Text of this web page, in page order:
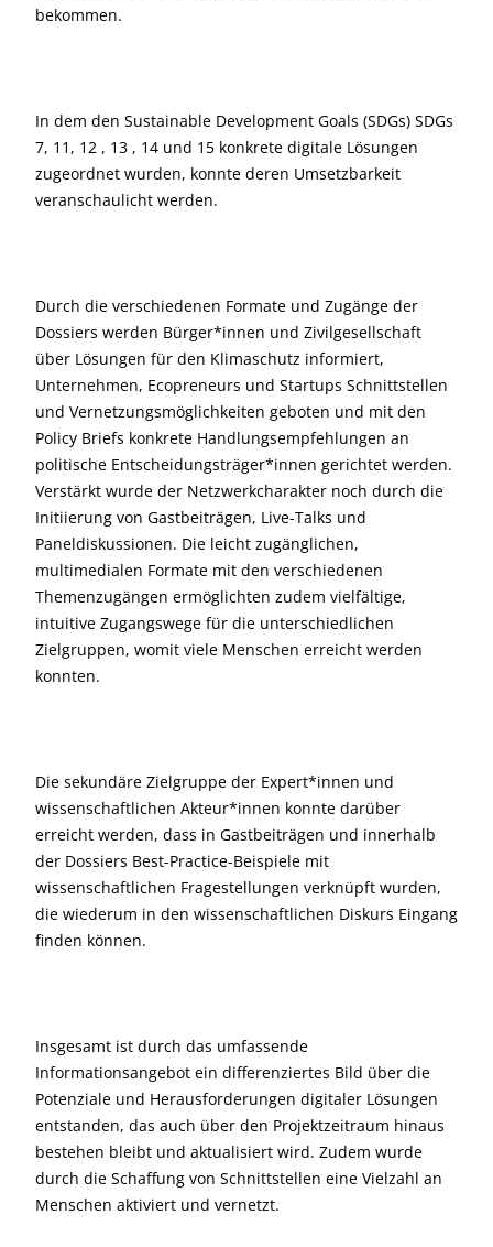
bekommen.
In dem den Sustainable Development Goals (SDGs) SDGs
7, 11, 12 , 13 , 14 und 15 konkrete digitale Lösungen
zugeordnet wurden, konnte deren Umsetzbarkeit
veranschaulicht werden.
Durch die verschiedenen Formate und Zugänge der
Dossiers werden Bürger*innen und Zivilgesellschaft
über Lösungen für den Klimaschutz informiert,
Unternehmen, Ecopreneurs und Startups Schnittstellen
und Vernetzungsmöglichkeiten geboten und mit den
Policy Briefs konkrete Handlungsempfehlungen an
politische Entscheidungsträger*innen gerichtet werden.
Verstärkt wurde der Netzwerkcharakter noch durch die
Initiierung von Gastbeiträgen, Live-Talks und
Paneldiskussionen. Die leicht zugänglichen,
multimedialen Formate mit den verschiedenen
Themenzugängen ermöglichten zudem vielfältige,
intuitive Zugangswege für die unterschiedlichen
Zielgruppen, womit viele Menschen erreicht werden
konnten.
Die sekundäre Zielgruppe der Expert*innen und
wissenschaftlichen Akteur*innen konnte darüber
erreicht werden, dass in Gastbeiträgen und innerhalb
der Dossiers Best-Practice-Beispiele mit
wissenschaftlichen Fragestellungen verknüpft wurden,
die wiederum in den wissenschaftlichen Diskurs Eingang
finden können.
Insgesamt ist durch das umfassende
Informationsangebot ein differenziertes Bild über die
Potenziale und Herausforderungen digitaler Lösungen
entstanden, das auch über den Projektzeitraum hinaus
bestehen bleibt und aktualisiert wird. Zudem wurde
durch die Schaffung von Schnittstellen eine Vielzahl an
Menschen aktiviert und vernetzt.